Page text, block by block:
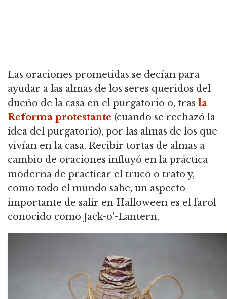
Las oraciones prometidas se decían para
ayudar a las almas de los seres queridos del
dueño de la casa en el purgatorio o, tras la
Reforma protestante (cuando se rechazó la
idea del purgatorio), por las almas de los que
vivían en la casa. Recibir tortas de almas a
cambio de oraciones influyó en la práctica
moderna de practicar el truco o trato y,
como todo el mundo sabe, un aspecto
importante de salir en Halloween es el farol
conocido como Jack-o'-Lantern.